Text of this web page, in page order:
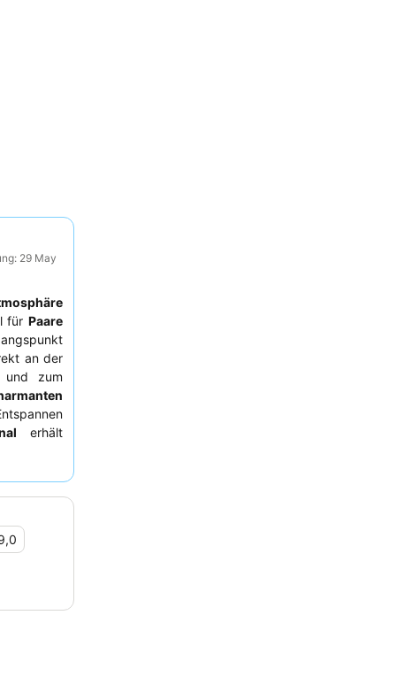
29 May
für Paare
an der
und zum
erhält
ist ein